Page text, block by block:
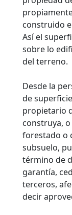
construido
Así el
sobre lo
del terreno.
Desde la
de
propietario
construya,
forestado o
subsuelo,
término de
garantía,
terceros,
decir